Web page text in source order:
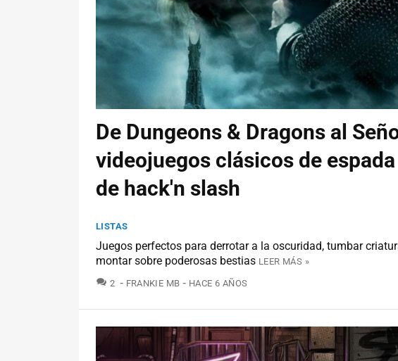
De Dungeons & Dragons al
videojuegos clásicos de
de hack'n slash
LISTAS
Juegos perfectos para derrotar a la oscuridad, tumbar
montar sobre poderosas bestias LEER MÁS »
2 COMENTARIOS
FRANKIE MB HACE 6 AÑOS